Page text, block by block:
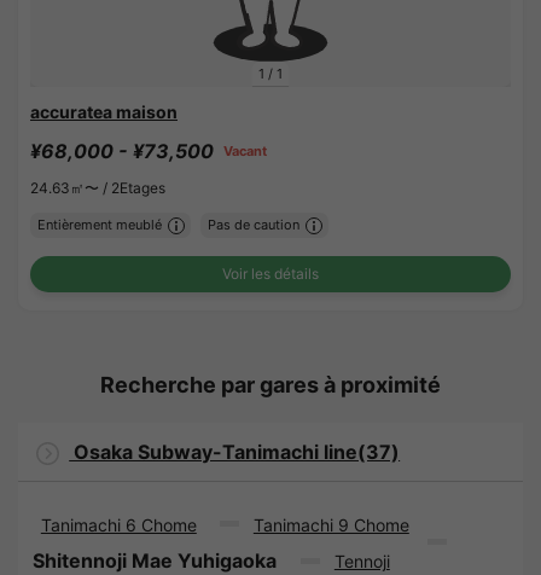
1 / 1
accuratea maison
¥68,000 - ¥73,500 Vacant
24.63㎡〜 / 2Etages
Entièrement meublé Pas de caution
Voir les détails
Recherche par gares à proximité
Osaka Subway-Tanimachi line(37)
Tanimachi 6 Chome Tanimachi 9 Chome
Shitennoji Mae Yuhigaoka
Tennoji